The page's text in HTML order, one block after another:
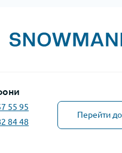
55 95
84 48
Перейти до